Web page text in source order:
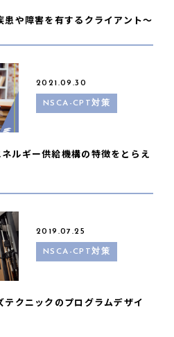
や障害を有するクライアント〜
2021.09.30
NSCA-CPT対策
ギー供給機構の特徴をとらえ
2019.07.25
NSCA-CPT対策
クニックのプログラムデザイ